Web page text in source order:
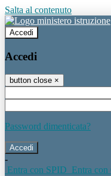
Salta al contenuto
Accedi
Accedi
button close ×
Password dimenticata?
-
Entra con SPID Entra con